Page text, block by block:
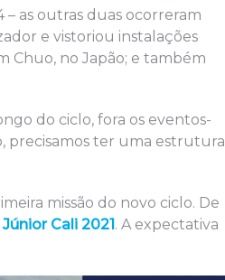
– as outras duas ocorreram
e vistoriou instalações
Chuo, no Japão; e também
do ciclo, fora os eventos-
precisamos ter uma estrutura
missão do novo ciclo. De
Cali 2021. A expectativa